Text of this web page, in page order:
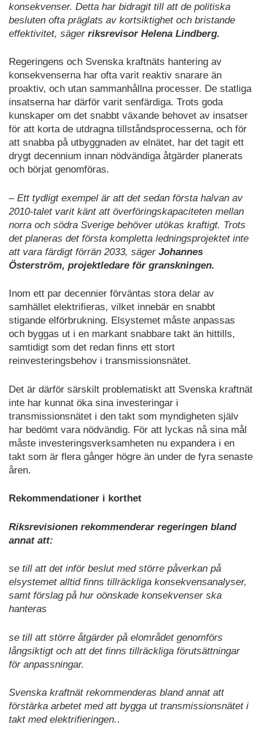
konsekvenser. Detta har bidragit till att de politiska
besluten ofta präglats av kortsiktighet och bristande
effektivitet, säger riksrevisor Helena Lindberg.
Regeringens och Svenska kraftnäts hantering av
konsekvenserna har ofta varit reaktiv snarare än
proaktiv, och utan sammanhållna processer. De statliga
insatserna har därför varit senfärdiga. Trots goda
kunskaper om det snabbt växande behovet av insatser
för att korta de utdragna tillståndsprocesserna, och för
att snabba på utbyggnaden av elnätet, har det tagit ett
drygt decennium innan nödvändiga åtgärder planerats
och börjat genomföras.
– Ett tydligt exempel är att det sedan första halvan av
2010-talet varit känt att överföringskapaciteten mellan
norra och södra Sverige behöver utökas kraftigt. Trots
det planeras det första kompletta ledningsprojektet inte
att vara färdigt förrän 2033, säger Johannes
Österström, projektledare för granskningen.
Inom ett par decennier förväntas stora delar av
samhället elektrifieras, vilket innebär en snabbt
stigande elförbrukning. Elsystemet måste anpassas
och byggas ut i en markant snabbare takt än hittills,
samtidigt som det redan finns ett stort
reinvesteringsbehov i transmissionsnätet.
Det är därför särskilt problematiskt att Svenska kraftnät
inte har kunnat öka sina investeringar i
transmissionsnätet i den takt som myndigheten själv
har bedömt vara nödvändig. För att lyckas nå sina mål
måste investeringsverksamheten nu expandera i en
takt som är flera gånger högre än under de fyra senaste
åren.
Rekommendationer i korthet
Riksrevisionen rekommenderar regeringen bland
annat att:
se till att det inför beslut med större påverkan på
elsystemet alltid finns tillräckliga konsekvensanalyser,
samt förslag på hur oönskade konsekvenser ska
hanteras
se till att större åtgärder på elområdet genomförs
långsiktigt och att det finns tillräckliga förutsättningar
för anpassningar.
Svenska kraftnät rekommenderas bland annat att
förstärka arbetet med att bygga ut transmissionsnätet i
takt med elektrifieringen..